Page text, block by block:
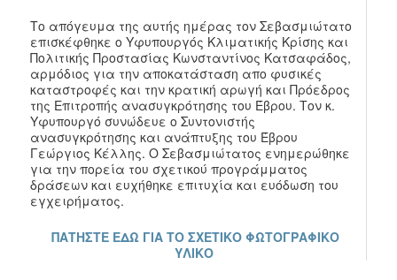
Το απόγευμα της αυτής ημέρας τον Σεβασμιώτατο
επισκέφθηκε ο Υφυπουργός Κλιματικής Κρίσης και
Πολιτικής Προστασίας Κωνσταντίνος Κατσαφάδος,
αρμόδιος για την αποκατάσταση απο φυσικές
καταστροφές και την κρατική αρωγή και Πρόεδρος
της Επιτροπής ανασυγκρότησης του Έβρου. Τον κ.
Υφυπουργό συνώδευε ο Συντονιστής
ανασυγκρότησης και ανάπτυξης του Έβρου
Γεώργιος Κέλλης. Ο Σεβασμιώτατος ενημερώθηκε
για την πορεία του σχετικού προγράμματος
δράσεων και ευχήθηκε επιτυχία και ευόδωση του
εγχειρήματος.
ΠΑΤΗΣΤΕ ΕΔΩ ΓΙΑ ΤΟ ΣΧΕΤΙΚΟ ΦΩΤΟΓΡΑΦΙΚΟ
ΥΛΙΚΟ